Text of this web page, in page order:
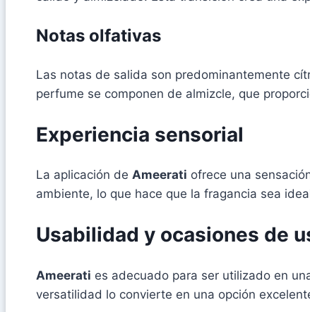
Notas olfativas
Las notas de salida son predominantemente
perfume se componen de almizcle, que
Experiencia sensorial
La aplicación de Ameerati ofrece una
ambiente, lo que hace que la fragancia sea
Usabilidad y ocasiones de
Ameerati es adecuado para ser utilizado en
versatilidad lo convierte en una opción